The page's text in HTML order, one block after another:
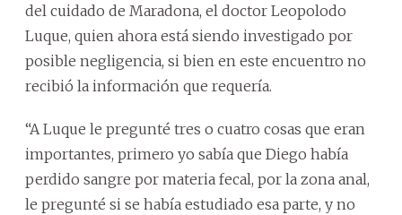
del cuidado de Maradona, el doctor Leopolodo
Luque, quien ahora está siendo investigado por
posible negligencia, si bien en este encuentro no
recibió la información que requería.
“A Luque le pregunté tres o cuatro cosas que eran
importantes, primero yo sabía que Diego había
perdido sangre por materia fecal, por la zona anal,
le pregunté si se había estudiado esa parte, y no